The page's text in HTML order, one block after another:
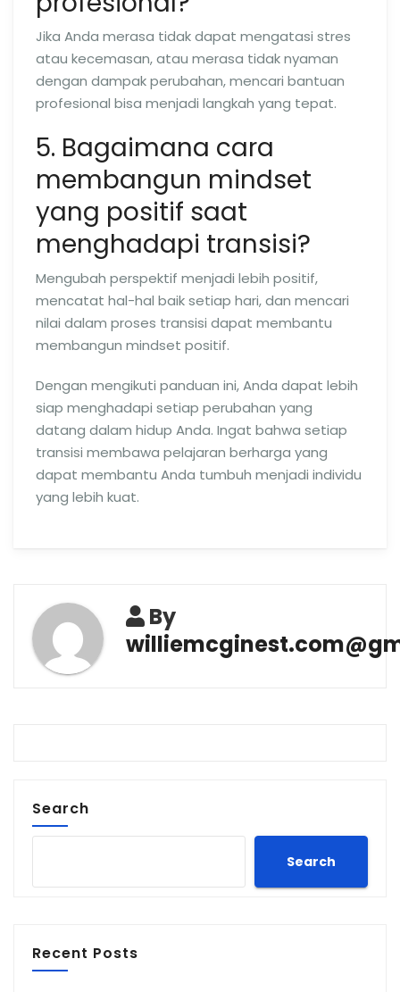
Jika Anda merasa tidak dapat mengatasi stres
atau kecemasan, atau merasa tidak nyaman
dengan dampak perubahan, mencari bantuan
profesional bisa menjadi langkah yang tepat.
5. Bagaimana cara
membangun mindset
yang positif saat
menghadapi transisi?
Mengubah perspektif menjadi lebih positif,
mencatat hal-hal baik setiap hari, dan mencari
nilai dalam proses transisi dapat membantu
membangun mindset positif.
Dengan mengikuti panduan ini, Anda dapat lebih
siap menghadapi setiap perubahan yang
datang dalam hidup Anda. Ingat bahwa setiap
transisi membawa pelajaran berharga yang
dapat membantu Anda tumbuh menjadi individu
yang lebih kuat.
By
Search
Search
Recent Posts